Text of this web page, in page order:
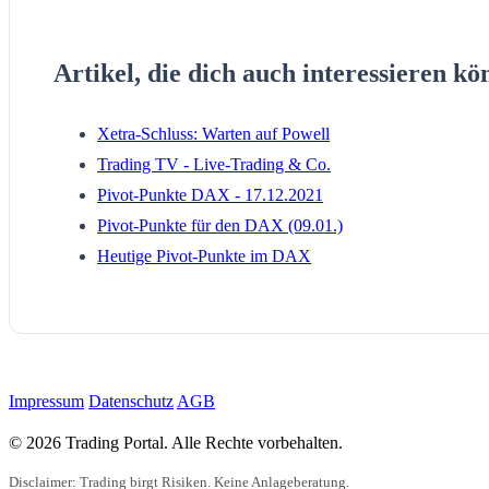
Artikel, die dich auch interessieren
Xetra-Schluss: Warten auf Powell
Trading TV - Live-Trading & Co.
Pivot-Punkte DAX - 17.12.2021
Pivot-Punkte für den DAX (09.01.)
Heutige Pivot-Punkte im DAX
Impressum Datenschutz AGB
© 2026 Trading Portal. Alle Rechte vorbehalten.
Disclaimer: Trading birgt Risiken. Keine Anlageberatung.